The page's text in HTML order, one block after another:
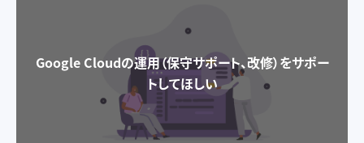
Google Cloudの運用（保守サポート、改修）をサポー
トしてほしい